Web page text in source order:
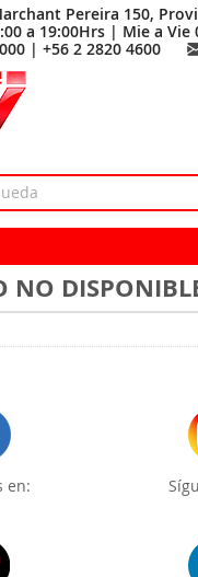
Pereira 150,
a 19:00Hrs | Mie a Vie
| +56 2 2820 4600
NO
en: